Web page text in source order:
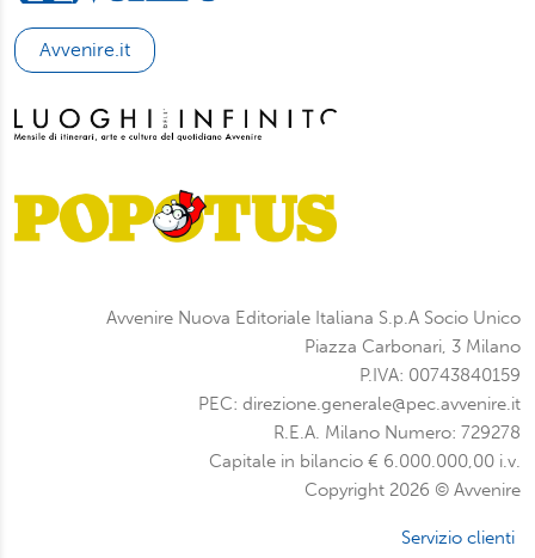
potrà scegliere quali tipi di cookie saranno installati sul
suo dispositivo. Potrà modificare in ogni momento le sue
presente in ogni pagina del nostro sito. Per maggior
informazioni sul trattamento dei suoi dati visiti la nostra
Avvenire.it
Avvenire Nuova Editoriale Italiana S.p.A Socio Unico
Piazza Carbonari, 3 Milano
P.IVA: 00743840159
PEC: direzione.generale@pec.avvenire.it
R.E.A. Milano Numero: 729278
Capitale in bilancio € 6.000.000,00 i.v.
Copyright 2026 © Avvenire
Servizio clienti